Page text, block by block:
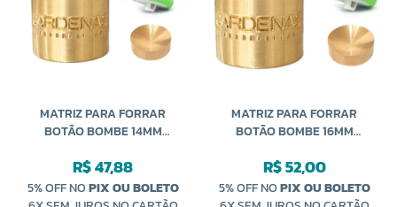
MATRIZ PARA FORRAR
BOTÃO BOMBE 14MM
R$ 47,88
5% OFF NOPIX OU BOLETO
MATRIZ PARA FORRAR
BOTÃO BOMBE 16MM
R$ 52,00
5% OFF NOPIX OU BOLETO